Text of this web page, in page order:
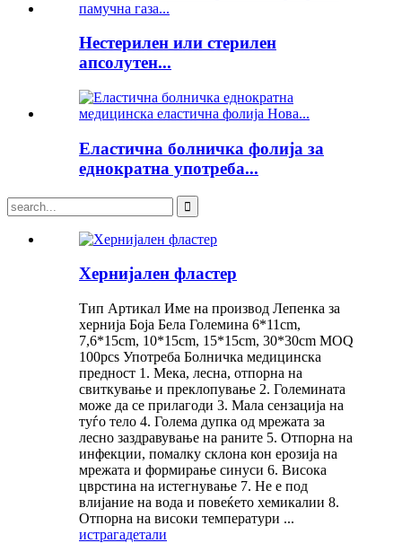
Нестерилен или стерилен
апсолутен...
Еластична болничка фолија за
еднократна употреба...
Хернијален фластер
Тип Артикал Име на производ Лепенка за
хернија Боја Бела Големина 6*11cm,
7,6*15cm, 10*15cm, 15*15cm, 30*30cm MOQ
100pcs Употреба Болничка медицинска
предност 1. Мека, лесна, отпорна на
свиткување и преклопување 2. Големината
може да се прилагоди 3. Мала сензација на
туѓо тело 4. Голема дупка од мрежата за
лесно заздравување на раните 5. Отпорна на
инфекции, помалку склона кон ерозија на
мрежата и формирање синуси 6. Висока
цврстина на истегнување 7. Не е под
влијание на вода и повеќето хемикалии 8.
Отпорна на високи температури ...
истрагадетали